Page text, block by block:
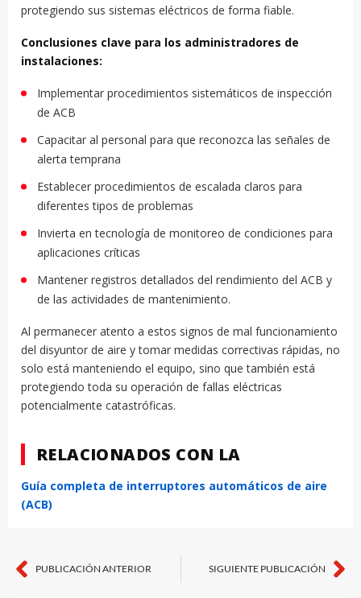
protegiendo sus sistemas eléctricos de forma fiable.
Conclusiones clave para los administradores de
instalaciones:
Implementar procedimientos sistemáticos de inspección
de ACB
Capacitar al personal para que reconozca las señales de
alerta temprana
Establecer procedimientos de escalada claros para
diferentes tipos de problemas
Invierta en tecnología de monitoreo de condiciones para
aplicaciones críticas
Mantener registros detallados del rendimiento del ACB y
de las actividades de mantenimiento.
Al permanecer atento a estos signos de mal funcionamiento
del disyuntor de aire y tomar medidas correctivas rápidas, no
solo está manteniendo el equipo, sino que también está
protegiendo toda su operación de fallas eléctricas
potencialmente catastróficas.
RELACIONADOS CON LA
Guía completa de interruptores automáticos de aire
(ACB)
Hormiga
PUBLICACIÓN ANTERIOR SIGUIENTE PUBLICACIÓN